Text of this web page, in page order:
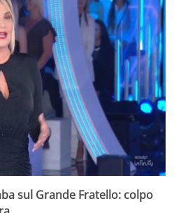
sul Grande Fratello: colpo